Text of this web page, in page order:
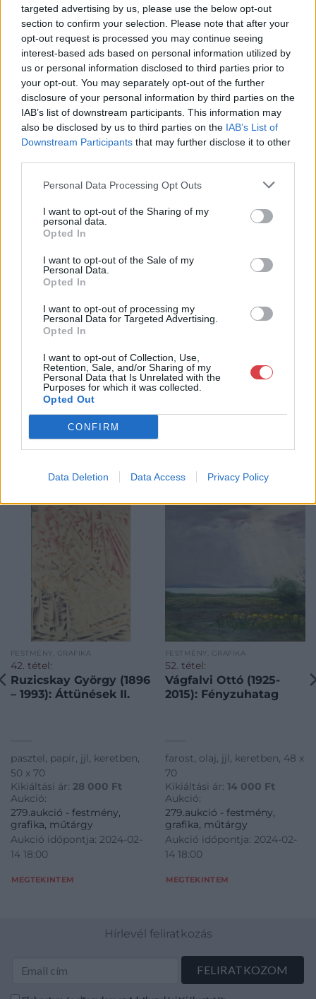
targeted advertising by us, please use the below opt-out
section to confirm your selection. Please note that after your
opt-out request is processed you may continue seeing
interest-based ads based on personal information utilized by
us or personal information disclosed to third parties prior to
your opt-out. You may separately opt-out of the further
disclosure of your personal information by third parties on the
IAB’s list of downstream participants. This information may
also be disclosed by us to third parties on the IAB’s List of
Downstream Participants that may further disclose it to other
Personal Data Processing Opt Outs
I want to opt-out of the Sharing of my
personal data.
Opted In
I want to opt-out of the Sale of my
Personal Data.
Opted In
I want to opt-out of processing my
Personal Data for Targeted Advertising.
Opted In
I want to opt-out of Collection, Use,
Retention, Sale, and/or Sharing of my
Personal Data that Is Unrelated with the
Purposes for which it was collected.
Opted Out
CONFIRM
Data Deletion Data Access Privacy Policy
Tételszám: 39
Eladó adatai
Műgyűjtők Háza Kft.
Cím: Dudás Attila
Műgyűjtők Háza kft.
Budapest
1023.Bp. Zsigmond tér 11.
http://www.mugyujtokhaza.hu
Bemutatkozás: 2013 nyarán nyitottuk meg Galériánkat
áron, gyorsan találjanak vevőt műtárgyaikra, az eladók pedig
rendszeresen tudják gazdagítani gyűjteményüket változatos
kínálatunkból. Ezért is rendezünk minden második héten,
szerda esténként online árverést! Kedd-től péntek-ig 11.00-este
18.00 óráig várjuk szeretettel az érdeklődőket.
GALÉRIA TOVÁBBI MŰTÁRGYAI
KAPCSOLÓDÓ MŰTÁRGYAK
FESTMÉNY, GRAFIKA
42. tétel:
Ruzicskay György (1896
– 1993): Áttünések II.
pasztel, papír, jjl, keretben,
50 x 70
Kikiáltási ár: 28 000 Ft
Aukció:
279.aukció - festmény,
grafika, műtárgy
Aukció időpontja: 2024-02-
14 18:00
MEGTEKINTEM
FESTMÉNY, GRAFIKA
52. tétel:
Vágfalvi Ottó (1925-
2015): Fényzuhatag
farost, olaj, jjl, keretben, 48 x
70
Kikiáltási ár: 14 000 Ft
Aukció:
279.aukció - festmény,
grafika, műtárgy
Aukció időpontja: 2024-02-
14 18:00
MEGTEKINTEM
Hírlevél feliratkozás